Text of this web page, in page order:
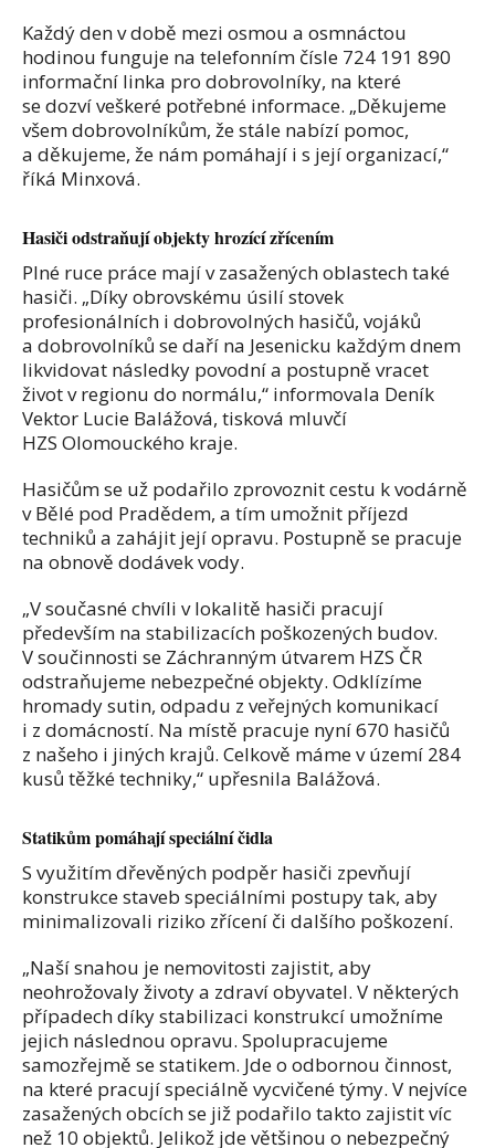
Každý den v době mezi osmou a osmnáctou
hodinou funguje na telefonním čísle 724 191 890
informační linka pro dobrovolníky, na které
se dozví veškeré potřebné informace. „Děkujeme
všem dobrovolníkům, že stále nabízí pomoc,
a děkujeme, že nám pomáhají i s její organizací,“
říká Minxová.
Hasiči odstraňují objekty hrozící zřícením
Plné ruce práce mají v zasažených oblastech také
hasiči. „Díky obrovskému úsilí stovek
profesionálních i dobrovolných hasičů, vojáků
a dobrovolníků se daří na Jesenicku každým dnem
likvidovat následky povodní a postupně vracet
život v regionu do normálu,“ informovala Deník
Vektor Lucie Balážová, tisková mluvčí
HZS Olomouckého kraje.
Hasičům se už podařilo zprovoznit cestu k vodárně
v Bělé pod Pradědem, a tím umožnit příjezd
techniků a zahájit její opravu. Postupně se pracuje
na obnově dodávek vody.
„V současné chvíli v lokalitě hasiči pracují
především na stabilizacích poškozených budov.
V součinnosti se Záchranným útvarem HZS ČR
odstraňujeme nebezpečné objekty. Odklízíme
hromady sutin, odpadu z veřejných komunikací
i z domácností. Na místě pracuje nyní 670 hasičů
z našeho i jiných krajů. Celkově máme v území 284
kusů těžké techniky,“ upřesnila Balážová.
Statikům pomáhají speciální čidla
S využitím dřevěných podpěr hasiči zpevňují
konstrukce staveb speciálními postupy tak, aby
minimalizovali riziko zřícení či dalšího poškození.
„Naší snahou je nemovitosti zajistit, aby
neohrožovaly životy a zdraví obyvatel. V některých
případech díky stabilizaci konstrukcí umožníme
jejich následnou opravu. Spolupracujeme
samozřejmě se statikem. Jde o odbornou činnost,
na které pracují speciálně vycvičené týmy. V nejvíce
zasažených obcích se již podařilo takto zajistit víc
než 10 objektů. Jelikož jde většinou o nebezpečný